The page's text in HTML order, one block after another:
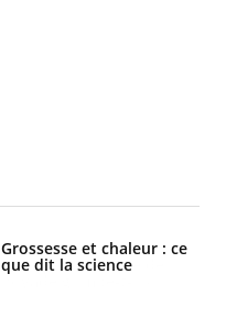
Grossesse et chaleur : ce
que dit la science